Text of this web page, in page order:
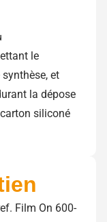
le
et
la dépose
siliconé
Film On 600-